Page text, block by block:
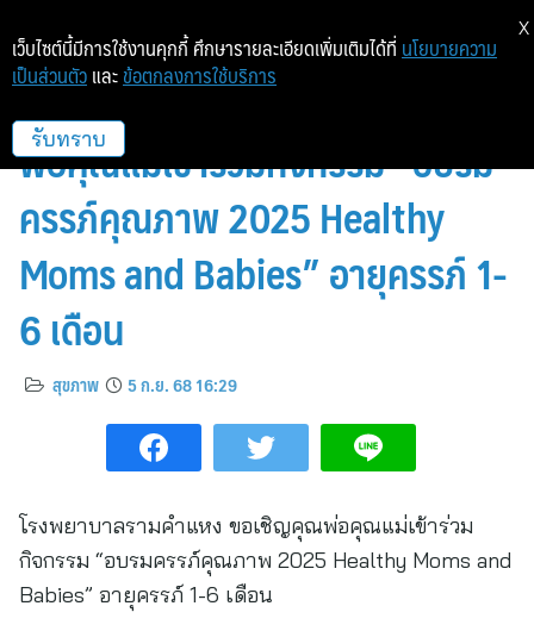
โรงพยาบาลรามคำแหง ขอเชิญคุณ
พ่อคุณแม่เข้าร่วมกิจกรรม “อบรม
ครรภ์คุณภาพ 2025 Healthy
Moms and Babies” อายุครรภ์ 1-
6 เดือน
สุขภาพ 5 ก.ย. 68 16:29
โรงพยาบาลรามคำแหง ขอเชิญคุณพ่อคุณแม่เข้าร่วม
กิจกรรม “อบรมครรภ์คุณภาพ 2025 Healthy Moms and
Babies” อายุครรภ์ 1-6 เดือน
เว็บไซต์นี้มีการใช้งานคุกกี้ ศึกษารายละเอียดเพิ่มเติมได้ที่ นโยบายความ
เป็นส่วนตัว และ ข้อตกลงการใช้บริการ
รับทราบ
X